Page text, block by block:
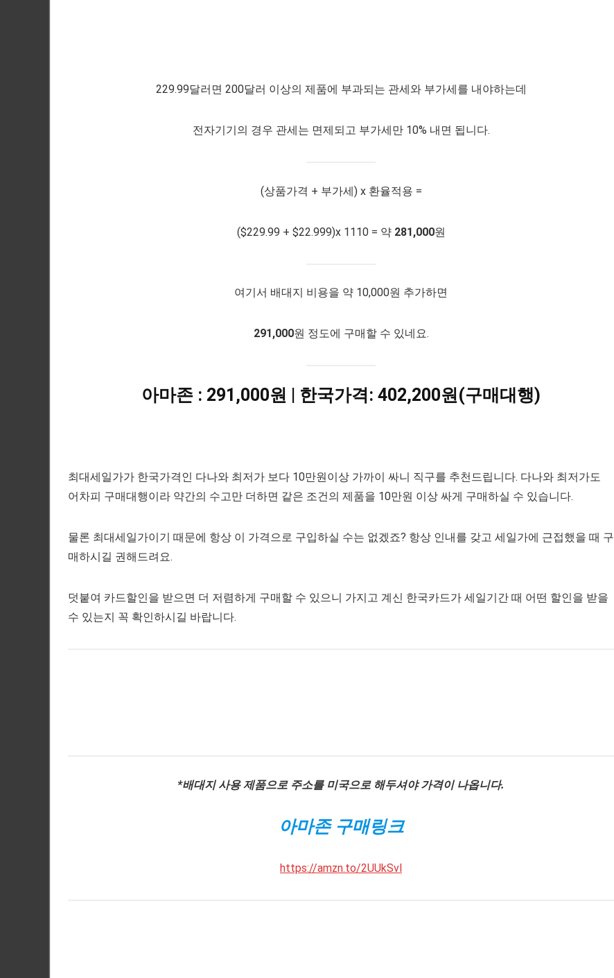
229.99달러면 200달러 이상의 제품에 부과되는 관세와 부가세를 내야하는데
전자기기의 경우 관세는 면제되고 부가세만 10% 내면 됩니다.
(상품가격 + 부가세) x 환율적용 =
($229.99 + $22.999)x 1110 = 약 281,000원
여기서 배대지 비용을 약 10,000원 추가하면
291,000원 정도에 구매할 수 있네요.
아마존 : 291,000원 | 한국가격: 402,200원(구매대행)
최대세일가가 한국가격인 다나와 최저가 보다 10만원이상 가까이 싸니 직구를 추천드립니다. 다나와 최저가도
어차피 구매대행이라 약간의 수고만 더하면 같은 조건의 제품을 10만원 이상 싸게 구매하실 수 있습니다.
물론 최대세일가이기 때문에 항상 이 가격으로 구입하실 수는 없겠죠? 항상 인내를 갖고 세일가에 근접했을 때 구
매하시길 권해드려요.
덧붙여 카드할인을 받으면 더 저렴하게 구매할 수 있으니 가지고 계신 한국카드가 세일기간 때 어떤 할인을 받을
수 있는지 꼭 확인하시길 바랍니다.
*배대지 사용 제품으로 주소를 미국으로 해두셔야 가격이 나옵니다.
아마존 구매링크
https://amzn.to/2UUkSvl